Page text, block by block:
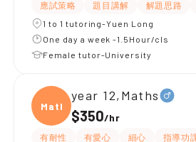
應試策略 題目講解 解題思路
1 to 1 tutoring-Yuen Long
One day a week -1.5Hour/cls
Female tutor-University
Maths
year 12,Maths
$350/hr
有耐性 有愛心 細心 指導功